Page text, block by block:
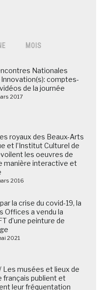
MOIS
Nationales
comptes-
de la journée
2017
Arts de Belgique et
les oeuvres de
et immersive
la crise du covid-19, la
Offices a vendu la
2021
Les musées et lieux de
2026)
2026